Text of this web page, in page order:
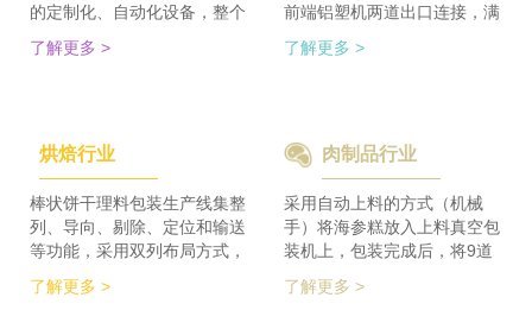
的包装及装箱，人员数量减半
大降低。
的定制化、自动化设备，整个
生产线采用独立伺服匹配节拍
协调运行，实现灵活更稳定。
检及码垛设备实现整线自动化
运行。 节省了80%人员数
量，降低了劳动者的劳动强
度，提高了工作效率
了解更多 >
前端铝塑机两道出口连接，满
足了枕包机的稳定供料，又缩
短了设备总长。枕包机单道输
积的要求，同时节省了一半的
占地空间，一条生产线实现了
整个生产的稳定供料，减少设
备的投入，大大降低了采购成
本。
了解更多 >
烘焙行业
棒状饼干理料包装生产线集整
列、导向、剔除、定位和输送
等功能，采用双列布局方式，
在有限的场地内，提高了产品
包装的生产力，同时达到废料
了解更多 >
肉制品行业
采用自动上料的方式（机械
手）将海参糕放入上料真空包
装机上，包装完成后，将9道
带机，将1道产品分为2道，分
了解更多 >